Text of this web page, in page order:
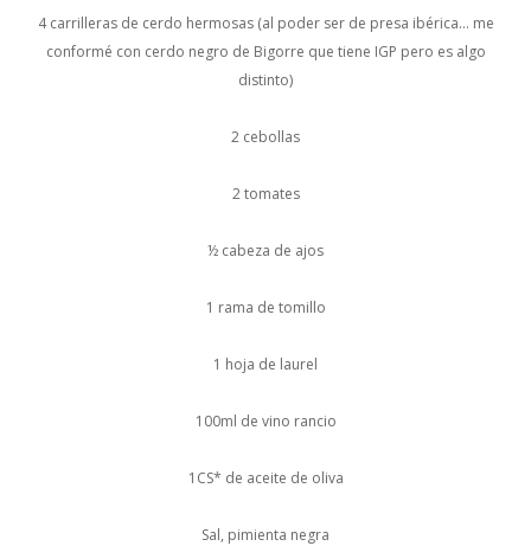
4 carrilleras de cerdo hermosas (al poder ser de presa ibérica… me
conformé con cerdo negro de Bigorre que tiene IGP pero es algo
distinto)
2 cebollas
2 tomates
½ cabeza de ajos
1 rama de tomillo
1 hoja de laurel
100ml de vino rancio
1CS* de aceite de oliva
Sal, pimienta negra